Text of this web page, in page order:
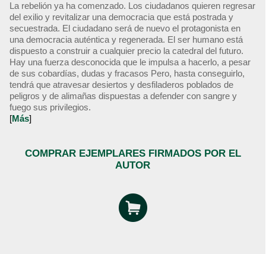
La rebelión ya ha comenzado. Los ciudadanos quieren regresar
del exilio y revitalizar una democracia que está postrada y
secuestrada. El ciudadano será de nuevo el protagonista en
una democracia auténtica y regenerada. El ser humano está
dispuesto a construir a cualquier precio la catedral del futuro.
Hay una fuerza desconocida que le impulsa a hacerlo, a pesar
de sus cobardías, dudas y fracasos Pero, hasta conseguirlo,
tendrá que atravesar desiertos y desfiladeros poblados de
peligros y de alimañas dispuestas a defender con sangre y
fuego sus privilegios.
[Más]
COMPRAR EJEMPLARES FIRMADOS POR EL
AUTOR